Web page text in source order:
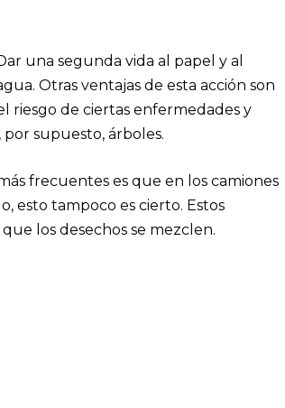
una segunda vida al papel y al
Otras ventajas de esta acción son
riesgo de ciertas enfermedades y
por supuesto, árboles.
frecuentes es que en los camiones
esto tampoco es cierto. Estos
los desechos se mezclen.